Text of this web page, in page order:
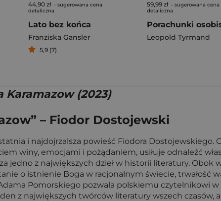
44,90 zł - sugerowana cena
detaliczna
Lato bez końca
Franziska Gansler
5,9 (7)
59,99 zł - sugerowana cena
detaliczna
Porachunki
Leopold Tyrmand
Karamazow (2023)
– Fiodor Dostojewski
i najdojrzalsza powieść Fiodora
winy, emocjami i pożądaniem, usiłuje odnaleźć
jedno z największych dzieł w historii literatury.
o istnienie Boga w racjonalnym świecie,
Pomorskiego pozwala polskiemu czytelnikowi
z największych twórców literatury wszech